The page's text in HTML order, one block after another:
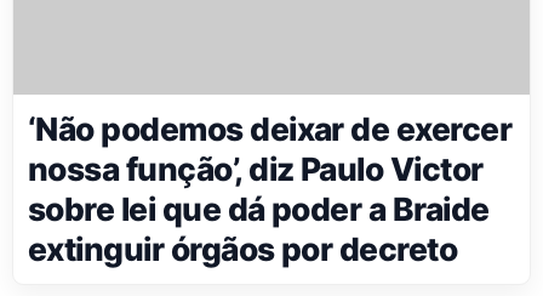
‘Não podemos deixar de exercer
nossa função’, diz Paulo Victor
sobre lei que dá poder a Braide
extinguir órgãos por decreto